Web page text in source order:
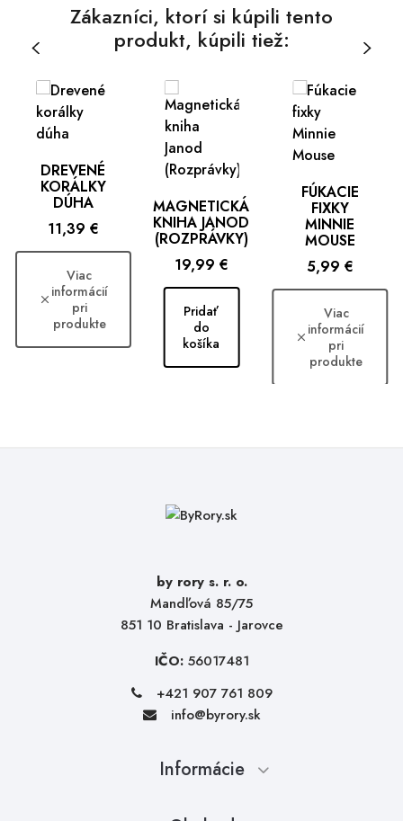
Zákazníci, ktorí si kúpili tento
produkt, kúpili tiež:
DREVENÉ
KORÁLKY
DÚHA
Cena
11,39 €
Viac
informácií
pri
produkte
MAGNETICKÁ
KNIHA JANOD
(ROZPRÁVKY)
Cena
19,99 €
Pridať
do
košíka
FÚKACIE
FIXKY
MINNIE
MOUSE
Cena
5,99 €
Viac
informácií
pri
produkte
by rory s. r. o.
Mandľová 85/75
851 10 Bratislava - Jarovce
IČO: 56017481
+421 907 761 809
info@byrory.sk
Informácie